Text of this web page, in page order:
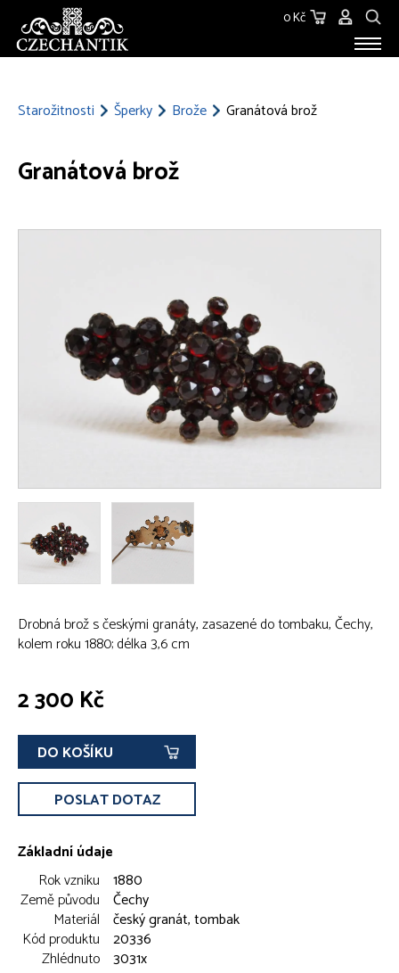
0 Kč
Starožitnosti Šperky Brože Granátová brož
Granátová brož
Drobná brož s českými granáty, zasazené do tombaku, Čechy,
kolem roku 1880; délka 3,6 cm
2 300 Kč
DO KOŠÍKU
POSLAT DOTAZ
Základní údaje
Rok vzniku 1880
Země původu Čechy
Materiál český granát, tombak
Kód produktu 20336
Zhlédnuto 3031x